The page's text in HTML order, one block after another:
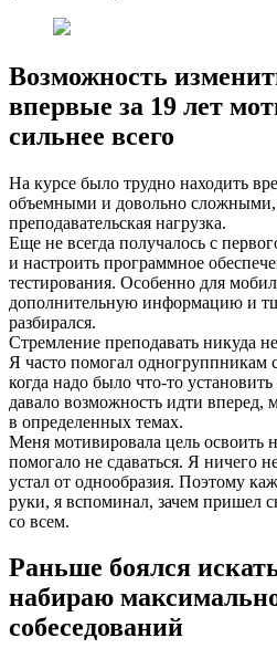
Возможность
впервые за 19 лет
сильнее всего
На курсе было трудно находить
объемными и довольно сложными,
преподавательская нагрузка.
Еще не всегда получалось с
и настроить программное
тестирования. Особенно для
дополнительную информацию и
разбирался.
Стремление преподавать никуда
Я часто помогал
когда надо было что-то
давало возможность идти вперед,
в определенных темах.
Меня мотивировала цель
помогало не сдаваться. Я ничего
устал от однообразия. Поэтому
руки, я вспоминал, зачем пришел
со всем.
Раньше боялся
набираю
собеседований